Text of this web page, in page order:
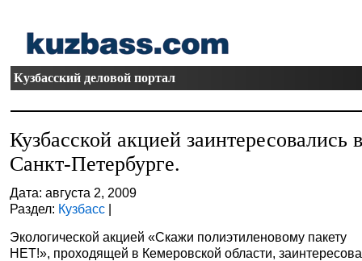
Кузбасский деловой портал
Кузбасской акцией заинтересовались
Санкт-Петербурге.
Дата: августа 2, 2009
Раздел: Кузбасс |
Экологической акцией «Скажи полиэтиленовому пакету
НЕТ!», проходящей в Кемеровской области,